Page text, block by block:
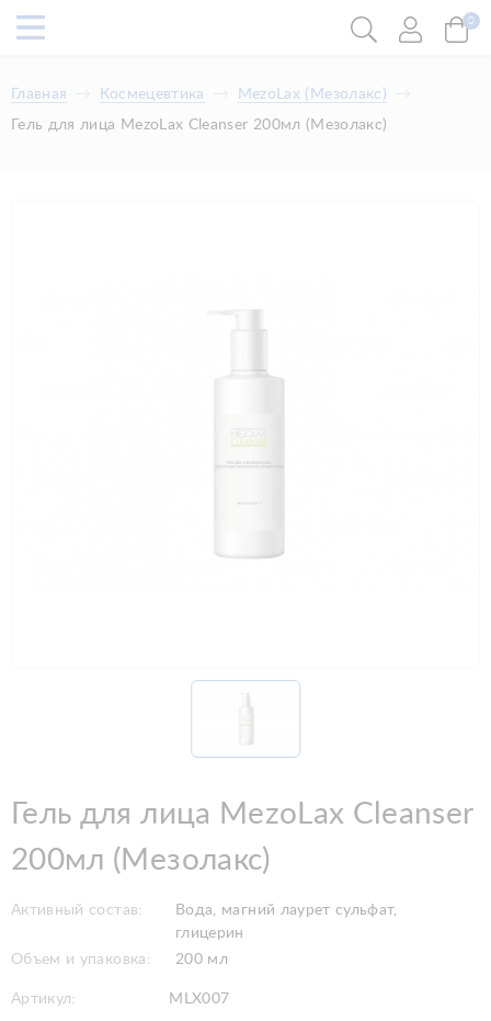
0
Главная Космецевтика
MezoLax (Мезолакс)
Гель для лица MezoLax Cleanser 200мл (Мезолакс)
Гель для лица MezoLax Cleanser
200мл (Мезолакс)
Активный состав:
Вода, магний лаурет сульфат,
глицерин
Объем и упаковка:
200 мл
Артикул: MLX007